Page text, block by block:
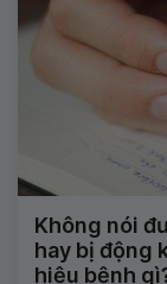
Không nói
hay bị động
hiệu bệnh